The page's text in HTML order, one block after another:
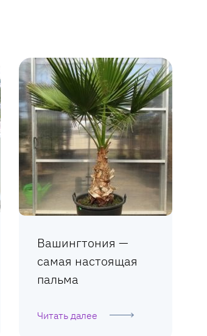
Вашингтония —
самая настоящая
пальма
Читать далее